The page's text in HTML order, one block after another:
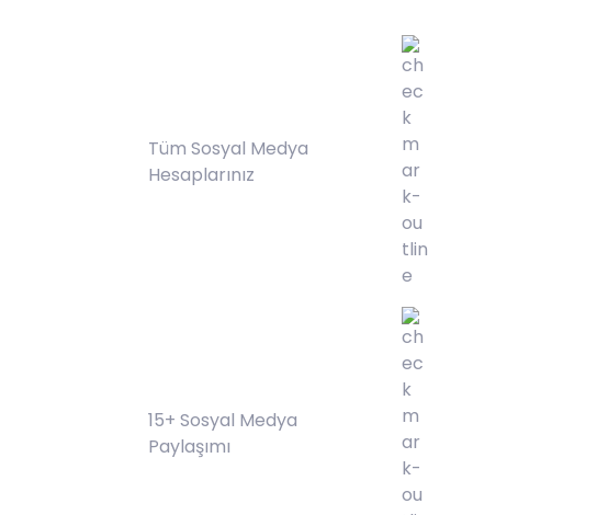
Tüm Sosyal Medya
Hesaplarınız
15+ Sosyal Medya
Paylaşımı